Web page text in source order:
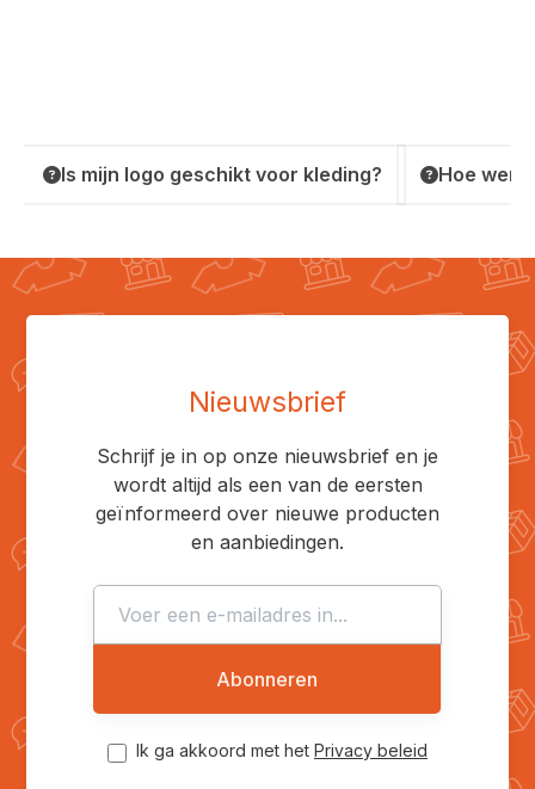
Is mijn logo geschikt voor kleding? Hoe
Nieuwsbrief
Schrijf je in op onze nieuwsbrief en je
wordt altijd als een van de eersten
geïnformeerd over nieuwe producten
en aanbiedingen.
Abonneren
Ik ga akkoord met het Privacy beleid